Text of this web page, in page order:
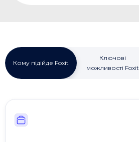
Кому підійде Foxit
Ключові
можливості Foxit